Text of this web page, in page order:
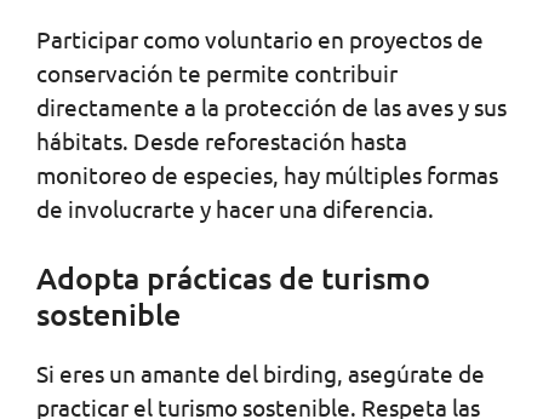
Participar como voluntario en proyectos de
conservación te permite contribuir
directamente a la protección de las aves y sus
hábitats. Desde reforestación hasta
monitoreo de especies, hay múltiples formas
de involucrarte y hacer una diferencia.
Adopta prácticas de turismo
sostenible
Si eres un amante del birding, asegúrate de
practicar el turismo sostenible. Respeta las